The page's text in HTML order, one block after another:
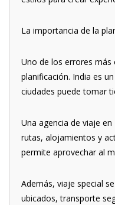
La importancia de la
Uno de los errores más
planificación. India es
ciudades puede tomar
Una agencia de viaje
rutas, alojamientos y
permite aprovechar al
Además, viaje special
ubicados, transporte